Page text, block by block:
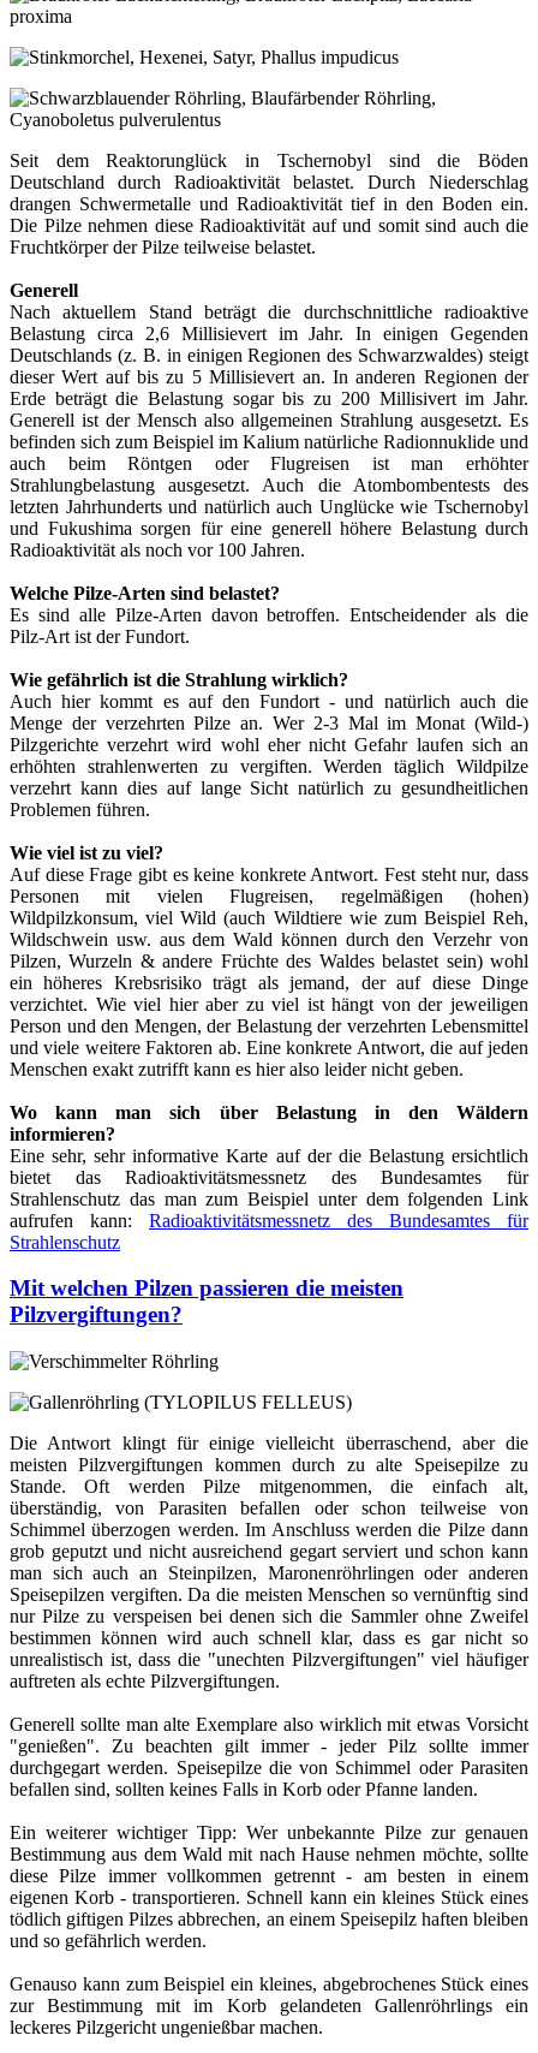
Seit dem Reaktorunglück in Tschernobyl sind die Böden
Deutschland durch Radioaktivität belastet. Durch Niederschlag
drangen Schwermetalle und Radioaktivität tief in den Boden ein.
Die Pilze nehmen diese Radioaktivität auf und somit sind auch die
Fruchtkörper der Pilze teilweise belastet.
Generell
Nach aktuellem Stand beträgt die durchschnittliche radioaktive
Belastung circa 2,6 Millisievert im Jahr. In einigen Gegenden
Deutschlands (z. B. in einigen Regionen des Schwarzwaldes) steigt
dieser Wert auf bis zu 5 Millisievert an. In anderen Regionen der
Erde beträgt die Belastung sogar bis zu 200 Millisivert im Jahr.
Generell ist der Mensch also allgemeinen Strahlung ausgesetzt. Es
befinden sich zum Beispiel im Kalium natürliche Radionnuklide und
auch beim Röntgen oder Flugreisen ist man erhöhter
Strahlungbelastung ausgesetzt. Auch die Atombombentests des
letzten Jahrhunderts und natürlich auch Unglücke wie Tschernobyl
und Fukushima sorgen für eine generell höhere Belastung durch
Radioaktivität als noch vor 100 Jahren.
Welche Pilze-Arten sind belastet?
Es sind alle Pilze-Arten davon betroffen. Entscheidender als die
Pilz-Art ist der Fundort.
Wie gefährlich ist die Strahlung wirklich?
Auch hier kommt es auf den Fundort - und natürlich auch die
Menge der verzehrten Pilze an. Wer 2-3 Mal im Monat (Wild-)
Pilzgerichte verzehrt wird wohl eher nicht Gefahr laufen sich an
erhöhten strahlenwerten zu vergiften. Werden täglich Wildpilze
verzehrt kann dies auf lange Sicht natürlich zu gesundheitlichen
Problemen führen.
Wie viel ist zu viel?
Auf diese Frage gibt es keine konkrete Antwort. Fest steht nur, dass
Personen mit vielen Flugreisen, regelmäßigen (hohen)
Wildpilzkonsum, viel Wild (auch Wildtiere wie zum Beispiel Reh,
Wildschwein usw. aus dem Wald können durch den Verzehr von
Pilzen, Wurzeln & andere Früchte des Waldes belastet sein) wohl
ein höheres Krebsrisiko trägt als jemand, der auf diese Dinge
verzichtet. Wie viel hier aber zu viel ist hängt von der jeweiligen
Person und den Mengen, der Belastung der verzehrten Lebensmittel
und viele weitere Faktoren ab. Eine konkrete Antwort, die auf jeden
Menschen exakt zutrifft kann es hier also leider nicht geben.
Wo kann man sich über Belastung in den Wäldern
informieren?
Eine sehr, sehr informative Karte auf der die Belastung ersichtlich
bietet das Radioaktivitätsmessnetz des Bundesamtes für
Strahlenschutz das man zum Beispiel unter dem folgenden Link
aufrufen kann: Radioaktivitätsmessnetz des Bundesamtes für
Strahlenschutz
Mit welchen Pilzen passieren die meisten
Pilzvergiftungen?
Die Antwort klingt für einige vielleicht überraschend, aber die
meisten Pilzvergiftungen kommen durch zu alte Speisepilze zu
Stande. Oft werden Pilze mitgenommen, die einfach alt,
überständig, von Parasiten befallen oder schon teilweise von
Schimmel überzogen werden. Im Anschluss werden die Pilze dann
grob geputzt und nicht ausreichend gegart serviert und schon kann
man sich auch an Steinpilzen, Maronenröhrlingen oder anderen
Speisepilzen vergiften. Da die meisten Menschen so vernünftig sind
nur Pilze zu verspeisen bei denen sich die Sammler ohne Zweifel
bestimmen können wird auch schnell klar, dass es gar nicht so
unrealistisch ist, dass die "unechten Pilzvergiftungen" viel häufiger
auftreten als echte Pilzvergiftungen.
Generell sollte man alte Exemplare also wirklich mit etwas Vorsicht
"genießen". Zu beachten gilt immer - jeder Pilz sollte immer
durchgegart werden. Speisepilze die von Schimmel oder Parasiten
befallen sind, sollten keines Falls in Korb oder Pfanne landen.
Ein weiterer wichtiger Tipp: Wer unbekannte Pilze zur genauen
Bestimmung aus dem Wald mit nach Hause nehmen möchte, sollte
diese Pilze immer vollkommen getrennt - am besten in einem
eigenen Korb - transportieren. Schnell kann ein kleines Stück eines
tödlich giftigen Pilzes abbrechen, an einem Speisepilz haften bleiben
und so gefährlich werden.
Genauso kann zum Beispiel ein kleines, abgebrochenes Stück eines
zur Bestimmung mit im Korb gelandeten Gallenröhrlings ein
leckeres Pilzgericht ungenießbar machen.